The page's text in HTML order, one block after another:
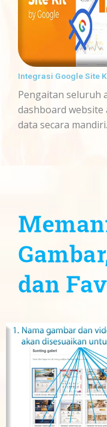
Integrasi Google Site
Pengaitan seluruh
dashboard website
data secara mandiri.
dan